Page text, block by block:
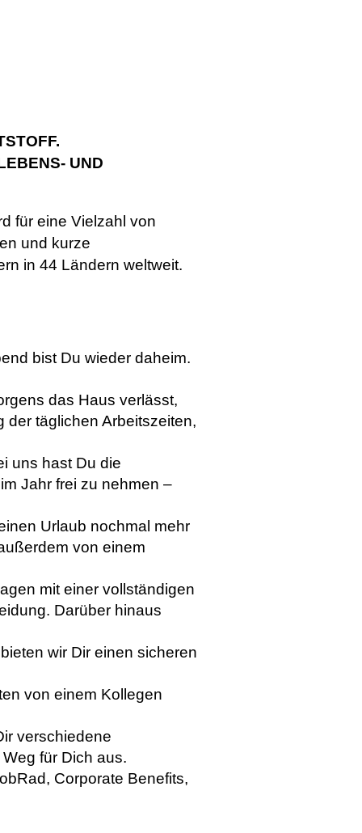
UND
für eine Vielzahl von
und kurze
in 44 Ländern weltweit.
bist Du wieder daheim.
das Haus verlässt,
täglichen Arbeitszeiten,
uns hast Du die
Jahr frei zu nehmen –
Urlaub nochmal mehr
von einem
mit einer vollständigen
Darüber hinaus
wir Dir einen sicheren
von einem Kollegen
verschiedene
für Dich aus.
Corporate Benefits,